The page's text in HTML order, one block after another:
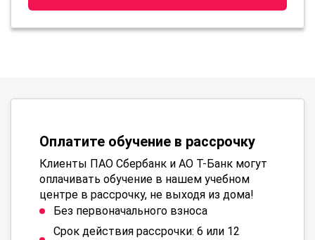
Оплатите обучение в рассрочку
Клиенты ПАО Сбербанк и АО Т-Банк могут
оплачивать обучение в нашем учебном
центре в рассрочку, не выходя из дома!
Без первоначального взноса
Срок действия рассрочки: 6 или 12